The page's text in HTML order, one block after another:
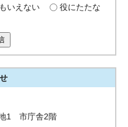
いえない
役にたたな
1 市庁舎2階